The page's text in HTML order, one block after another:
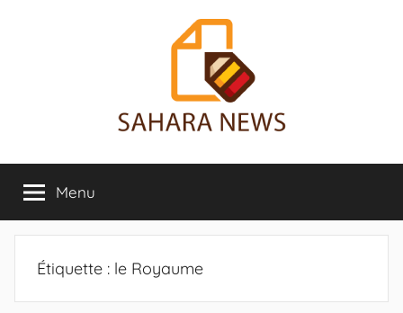
Sahara
News
sur
le
Sahara
révélée
Menu
Étiquette : le Royaume